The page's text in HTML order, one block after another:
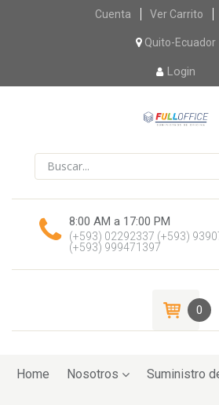
Skip
content
Cuenta Ver Carrito
Quito-Ecuador
Login
8:00 AM a 17:00 PM
(+593) 02292337 (+593)
(+593) 999471397
0
toHome Nosotros Suministro